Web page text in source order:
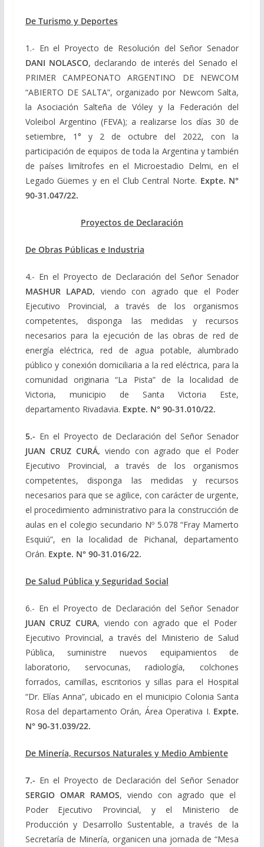
De Turismo y Deportes
1.- En el Proyecto de Resolución del Señor Senador
DANI NOLASCO, declarando de interés del Senado el
PRIMER CAMPEONATO ARGENTINO DE NEWCOM
“ABIERTO DE SALTA”, organizado por Newcom Salta,
la Asociación Salteña de Vóley y la Federación del
Voleibol Argentino (FEVA); a realizarse los días 30 de
setiembre, 1° y 2 de octubre del 2022, con la
participación de equipos de toda la Argentina y también
de países limítrofes en el Microestadio Delmi, en el
Legado Güemes y en el Club Central Norte. Expte. N°
90-31.047/22.
Proyectos de Declaración
De Obras Públicas e Industria
4.- En el Proyecto de Declaración del Señor Senador
MASHUR LAPAD, viendo con agrado que el Poder
Ejecutivo Provincial, a través de los organismos
competentes, disponga las medidas y recursos
necesarios para la ejecución de las obras de red de
energía eléctrica, red de agua potable, alumbrado
público y conexión domiciliaria a la red eléctrica, para la
comunidad originaria “La Pista” de la localidad de
Victoria, municipio de Santa Victoria Este,
departamento Rivadavia. Expte. N° 90-31.010/22.
5.- En el Proyecto de Declaración del Señor Senador
JUAN CRUZ CURÁ, viendo con agrado que el Poder
Ejecutivo Provincial, a través de los organismos
competentes, disponga las medidas y recursos
necesarios para que se agilice, con carácter de urgente,
el procedimiento administrativo para la construcción de
aulas en el colegio secundario Nº 5.078 “Fray Mamerto
Esquiú”, en la localidad de Pichanal, departamento
Orán. Expte. N° 90-31.016/22.
De Salud Pública y Seguridad Social
6.- En el Proyecto de Declaración del Señor Senador
JUAN CRUZ CURA, viendo con agrado que el Poder
Ejecutivo Provincial, a través del Ministerio de Salud
Pública, suministre nuevos equipamientos de
laboratorio, servocunas, radiología, colchones
forrados, camillas, escritorios y sillas para el Hospital
“Dr. Elías Anna”, ubicado en el municipio Colonia Santa
Rosa del departamento Orán, Área Operativa I. Expte.
N° 90-31.039/22.
De Minería, Recursos Naturales y Medio Ambiente
7.- En el Proyecto de Declaración del Señor Senador
SERGIO OMAR RAMOS, viendo con agrado que el
Poder Ejecutivo Provincial, y el Ministerio de
Producción y Desarrollo Sustentable, a través de la
Secretaría de Minería, organicen una jornada de “Mesa